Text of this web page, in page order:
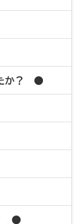
たか？ ●
？ ●